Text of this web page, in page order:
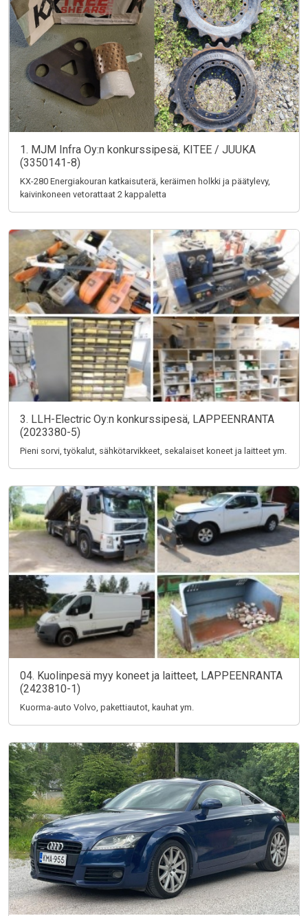
1. MJM Infra Oy:n konkurssipesä, KITEE / JUUKA
(3350141-8)
KX-280 Energiakouran katkaisuterä, keräimen holkki ja päätylevy,
kaivinkoneen vetorattaat 2 kappaletta
3. LLH-Electric Oy:n konkurssipesä, LAPPEENRANTA
(2023380-5)
Pieni sorvi, työkalut, sähkötarvikkeet, sekalaiset koneet ja laitteet ym.
04. Kuolinpesä myy koneet ja laitteet, LAPPEENRANTA
(2423810-1)
Kuorma-auto Volvo, pakettiautot, kauhat ym.